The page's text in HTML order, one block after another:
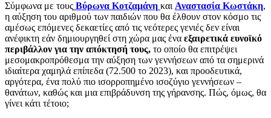
Σύμφωνα με τους Βύρωνα Κοτζαμάνη καιΑναστασία Κωστάκη,
η αύξηση του αριθμού των παιδιών που θα έλθουν στον κόσμο τις
αμέσως επόμενες δεκαετίες από τις νεότερες γενιές δεν είναι
ανέφικτη εάν δημιουργηθεί στη χώρα μας ένα εξαιρετικά ευνοϊκό
περιβάλλον για την απόκτησή τους, το οποίο θα επιτρέψει
μεσομακροπρόθεσμα την αύξηση των γεννήσεων από τα σημερινά
ιδιαίτερα χαμηλά επίπεδα (72.500 το 2023), και προοδευτικά,
αργότερα, ένα πολύ πιο ισορροπημένο ισοζύγιο γεννήσεων –
θανάτων, καθώς και μια επιβράδυνση της γήρανσης. Πώς, όμως, θα
γίνει κάτι τέτοιο;